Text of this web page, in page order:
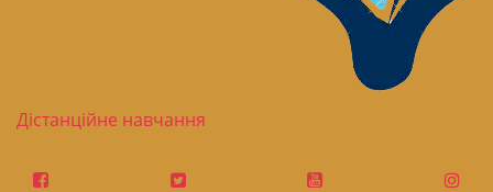
Дістанційне навчання